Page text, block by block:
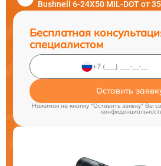
Bushnell 6-24X50 MIL-DOT от
Бесплатная
специалистом
Оставить
Нажимая на кнопку "Оставить заявку" Вы